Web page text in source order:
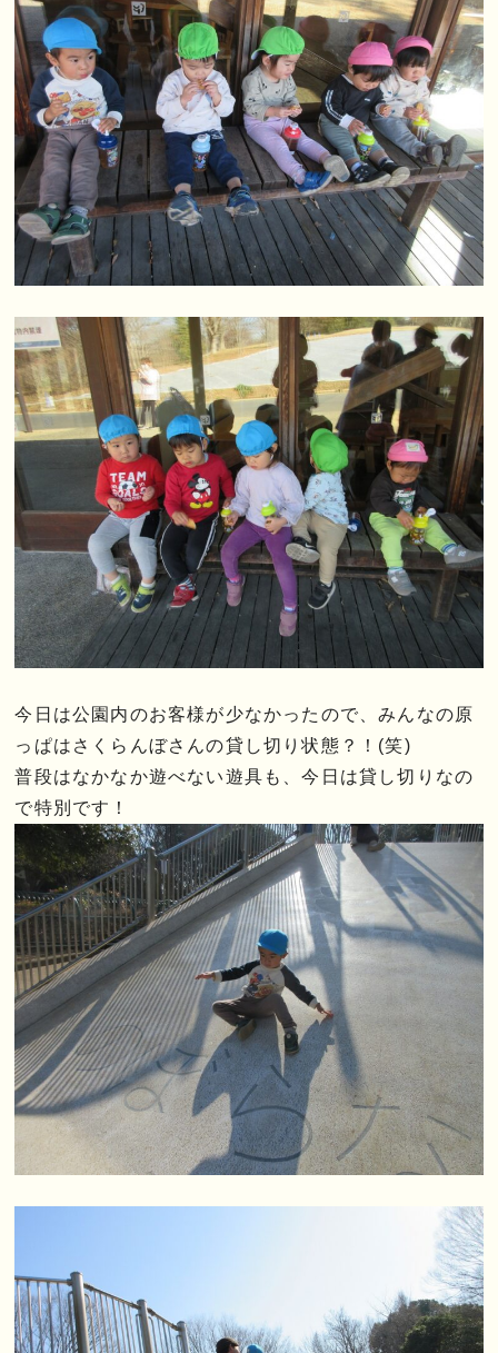
今日は公園内のお客様が少なかったので、みんなの原
っぱはさくらんぼさんの貸し切り状態？！(笑)
普段はなかなか遊べない遊具も、今日は貸し切りなの
で特別です！